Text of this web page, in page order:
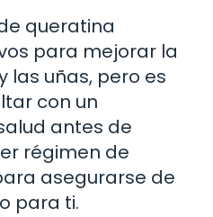
queratina
para mejorar la
las uñas, pero es
con un
antes de
régimen de
asegurarse de
para ti.